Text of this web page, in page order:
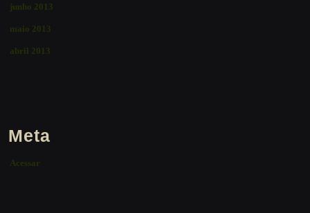
junho 2013
maio 2013
abril 2013
Meta
Acessar